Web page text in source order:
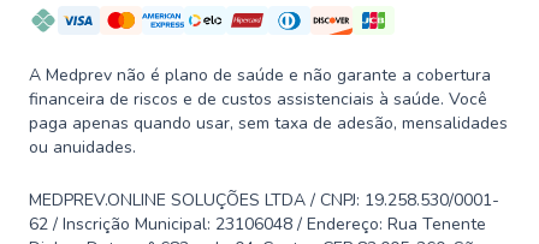
A Medprev não é plano de saúde e não garante a cobertura
financeira de riscos e de custos assistenciais à saúde. Você
paga apenas quando usar, sem taxa de adesão, mensalidades
ou anuidades.
MEDPREV.ONLINE SOLUÇÕES LTDA / CNPJ: 19.258.530/0001-
62 / Inscrição Municipal: 23106048 / Endereço: Rua Tenente